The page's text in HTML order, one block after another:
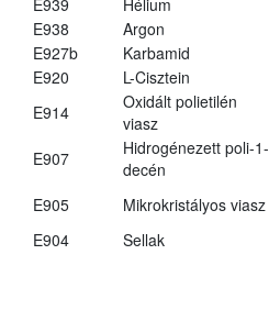
E938
Argon
E927b
Karbamid
E920
L-Cisztein
E914
Oxidált polietilén
viasz
E907
Hidrogénezett poli-1-
decén
E905 Mikrokristályos viasz
E904
Sellak